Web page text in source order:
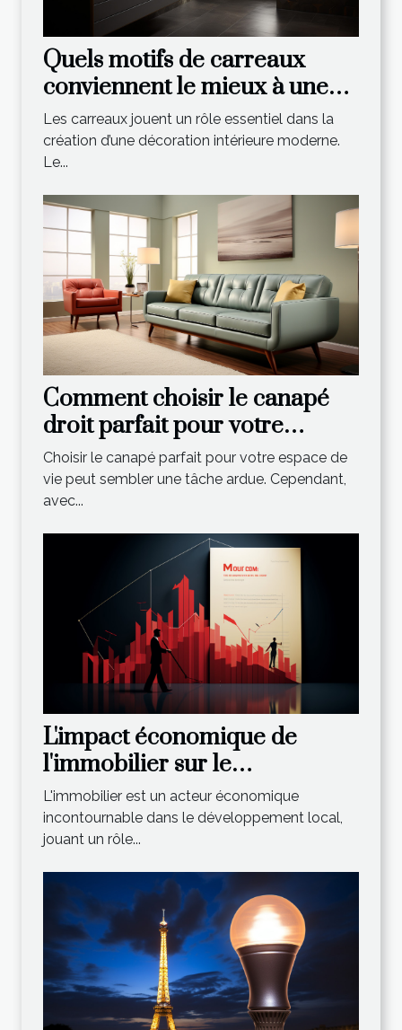
Quels motifs de carreaux
conviennent le mieux à une
décoration intérieure
moderne ?
Les carreaux jouent un rôle essentiel dans la
création d’une décoration intérieure moderne.
Le...
Comment choisir le canapé
droit parfait pour votre
espace de vie
Choisir le canapé parfait pour votre espace de
vie peut sembler une tâche ardue. Cependant,
avec...
L'impact économique de
l'immobilier sur le
développement local : l'apport
de l'Agence du Moulin
L'immobilier est un acteur économique
incontournable dans le développement local,
jouant un rôle...